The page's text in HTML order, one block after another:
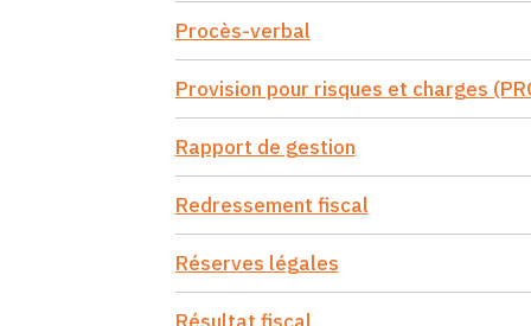
Procès-verbal
Provision pour risques et charges
Rapport de gestion
Redressement fiscal
Réserves légales